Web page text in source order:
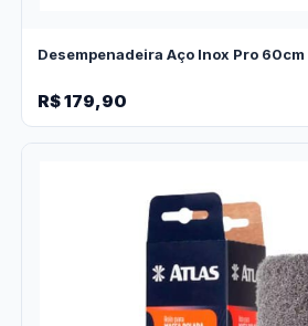
Desempenadeira Aço Inox Pro
R$ 179,90